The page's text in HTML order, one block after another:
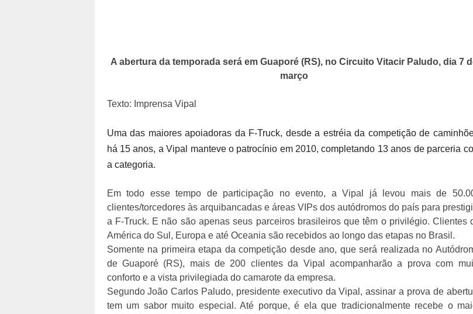
A abertura da temporada será em Guaporé (RS), no Circuito Vitacir Paludo, dia 7
março
Texto: Imprensa Vipal
Uma das maiores apoiadoras da F-Truck, desde a estréia da competição de
há 15 anos, a Vipal manteve o patrocínio em 2010, completando 13 anos de parceria
a categoria.
Em todo esse tempo de participação no evento, a Vipal já levou mais de
clientes/torcedores às arquibancadas e áreas VIPs dos autódromos do país para
a F-Truck. E não são apenas seus parceiros brasileiros que têm o privilégio. Clientes
América do Sul, Europa e até Oceania são recebidos ao longo das etapas no Brasil.
Somente na primeira etapa da competição desde ano, que será realizada no
de Guaporé (RS), mais de 200 clientes da Vipal acompanharão a prova com
conforto e a vista privilegiada do camarote da empresa.
Segundo João Carlos Paludo, presidente executivo da Vipal, assinar a prova de
tem um sabor muito especial. Até porque, é ela que tradicionalmente recebe o